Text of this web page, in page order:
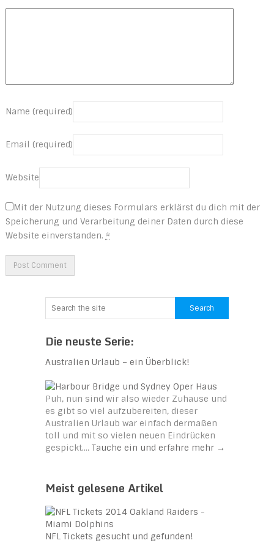
Name (required)
Email (required)
Website
Mit der Nutzung dieses Formulars erklärst du dich mit der
Speicherung und Verarbeitung deiner Daten durch diese
Website einverstanden. *
Die neuste Serie:
Australien Urlaub – ein Überblick!
Puh, nun sind wir also wieder Zuhause und
es gibt so viel aufzubereiten, dieser
Australien Urlaub war einfach dermaßen
toll und mit so vielen neuen Eindrücken
gespickt.… Tauche ein und erfahre mehr →
Meist gelesene Artikel
NFL Tickets gesucht und gefunden!